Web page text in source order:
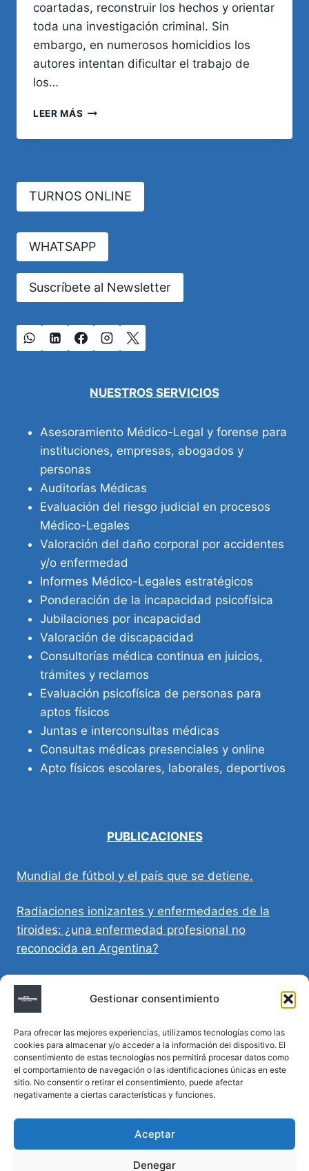
Gestionar consentimiento
Para ofrecer las mejores experiencias, utilizamos tecnologías como las
cookies para almacenar y/o acceder a la información del dispositivo. El
consentimiento de estas tecnologías nos permitirá procesar datos como
el comportamiento de navegación o las identificaciones únicas en este
sitio. No consentir o retirar el consentimiento, puede afectar
negativamente a ciertas características y funciones.
Aceptar
Denegar
coartadas, reconstruir los hechos y orientar
toda una investigación criminal. Sin
embargo, en numerosos homicidios los
autores intentan dificultar el trabajo de
los…
LEER MÁS DETERMINACIÓN
LA
MUERTE
EN
HOMICIDIOS
TURNOS ONLINE
WHATSAPP
Suscríbete al Newsletter
NUESTROS SERVICIOS
Asesoramiento Médico-Legal y forense para
instituciones, empresas, abogados y
personas
Auditorías Médicas
Evaluación del riesgo judicial en procesos
Médico-Legales
Valoración del daño corporal por accidentes
y/o enfermedad
Informes Médico-Legales estratégicos
Ponderación de la incapacidad psicofísica
Jubilaciones por incapacidad
Valoración de discapacidad
Consultorías médica continua en juicios,
trámites y reclamos
Evaluación psicofísica de personas para
aptos físicos
Juntas e interconsultas médicas
Consultas médicas presenciales y online
Apto físicos escolares, laborales, deportivos
PUBLICACIONES
Mundial de fútbol y el país que se detiene.
Radiaciones ionizantes y enfermedades de la
tiroides: ¿una enfermedad profesional no
reconocida en Argentina?
Directivas Médicas Anticipadas en Córdoba:
requisitos, registro y validez legal
Sumar vida a los años: decálogo para un
envejecimiento saludable
Determinación de la hora de muerte en